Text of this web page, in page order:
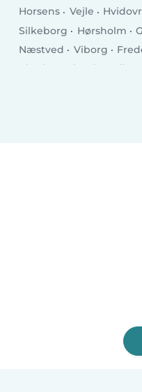
Horsens
Vejle
Silkeborg
Hørsholm
Næstved
Viborg
Charlottenlund